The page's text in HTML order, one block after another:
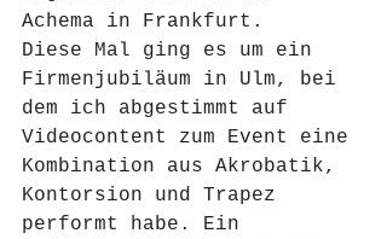
Achema in Frankfurt.
Diese Mal ging es um ein
Firmenjubiläum in Ulm, bei
dem ich abgestimmt auf
Videocontent zum Event eine
Kombination aus Akrobatik,
Kontorsion und Trapez
performt habe. Ein